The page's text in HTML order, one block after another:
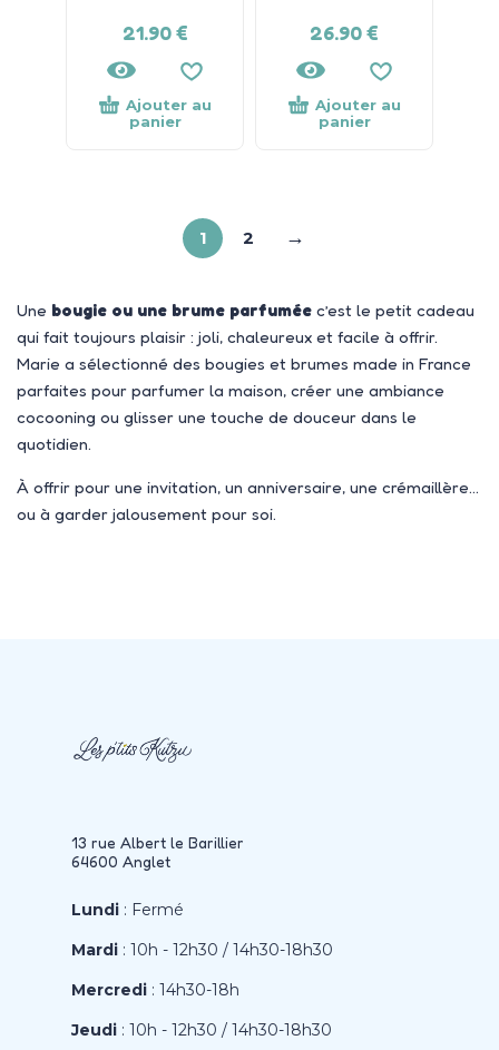
21.90€
Ajouter au
panier
26.90€
Ajouter au
panier
1 2 →
Une bougie ou une brume parfumée c’est le petit cadeau
qui fait toujours plaisir : joli, chaleureux et facile à offrir.
Marie a sélectionné des bougies et brumes made in France
parfaites pour parfumer la maison, créer une ambiance
cocooning ou glisser une touche de douceur dans le
quotidien.
À offrir pour une invitation, un anniversaire, une crémaillère…
ou à garder jalousement pour soi.
13 rue Albert le Barillier
64600 Anglet
Lundi : Fermé
Mardi : 10h - 12h30 / 14h30-18h30
Mercredi : 14h30-18h
Jeudi : 10h - 12h30 / 14h30-18h30